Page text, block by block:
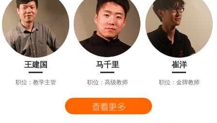
王建国
职位：教学主管
马千里
职位：高级教师
崔洋
职位：金牌教师